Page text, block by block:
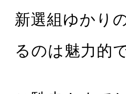
新選組ゆかり
るのは魅力的